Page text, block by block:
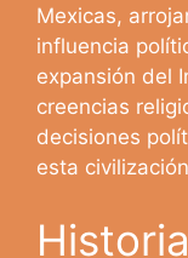
Mexicas,
influencia
expansión del
creencias
decisiones
esta